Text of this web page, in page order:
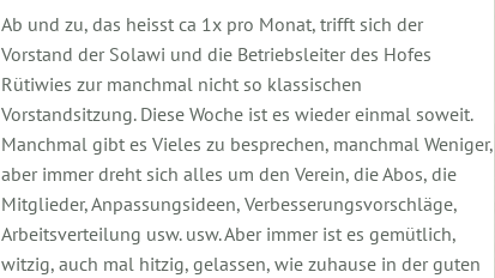
Ab und zu, das heisst ca 1x pro Monat, trifft sich der
Vorstand der Solawi und die Betriebsleiter des Hofes
Rütiwies zur manchmal nicht so klassischen
Vorstandsitzung. Diese Woche ist es wieder einmal soweit.
Manchmal gibt es Vieles zu besprechen, manchmal Weniger,
aber immer dreht sich alles um den Verein, die Abos, die
Mitglieder, Anpassungsideen, Verbesserungsvorschläge,
Arbeitsverteilung usw. usw. Aber immer ist es gemütlich,
witzig, auch mal hitzig, gelassen, wie zuhause in der guten